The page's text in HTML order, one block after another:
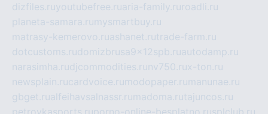
dizfiles.ruyoutubefree.ruaria-family.ru roadli.ru
planeta-samara.ru mysmartbuy.ru
matrasy-kemerovo.ruashanet.rutrade-farm.ru
dotcustoms.rudomizbrusa9x12spb.ruautodamp.ru
narasimha.rudjcommodities.ru nv750.rux-ton.ru
newsplain.rucardvoice.ru modopaper.ru manunae.ru
gbget.rualfeihavsalnassr.ru madoma.rutajuncos.ru
petrovkasports.ruporno-online-besplatno.rusplclub.ru